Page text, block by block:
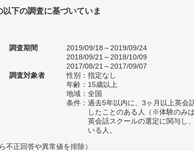
下の調査に基づいていま
調査期間
2019/09/18～2019/09/24
2018/09/21～2018/10/09
2017/08/21～2017/09/07
調査対象者
性別：指定なし
年齢：15歳以上
地域：全国
条件：過去5年以内に、3ヶ月以上英会
したことのある人（※体験のみ
英会話スクールの選定に関与し
いる人。
正回答や異常値を排除）